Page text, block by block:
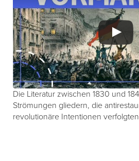
Die Literatur zwischen 1830 und
Strömungen gliedern, die
revolutionäre Intentionen